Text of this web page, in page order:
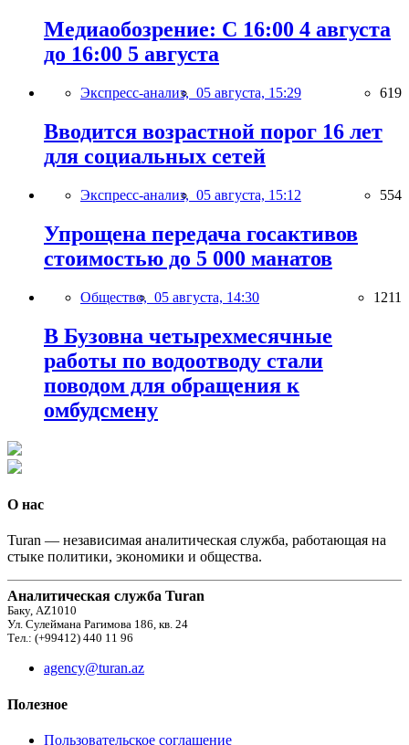
Медиаобозрение: С 16:00 4 августа
до 16:00 5 августа
Экспресс-анализ, 05 августа, 15:29 619
Вводится возрастной порог 16 лет
для социальных сетей
Экспресс-анализ, 05 августа, 15:12 554
Упрощена передача госактивов
стоимостью до 5 000 манатов
Общество, 05 августа, 14:30 1211
В Бузовна четырехмесячные
работы по водоотводу стали
поводом для обращения к
омбудсмену
О нас
Turan — независимая аналитическая служба, работающая на
стыке политики, экономики и общества.
Аналитическая служба Turan
Баку, AZ1010
Ул. Сулеймана Рагимова 186, кв. 24
Тел.: (+99412) 440 11 96
agency@turan.az
Полезное
Пользовательское соглашение